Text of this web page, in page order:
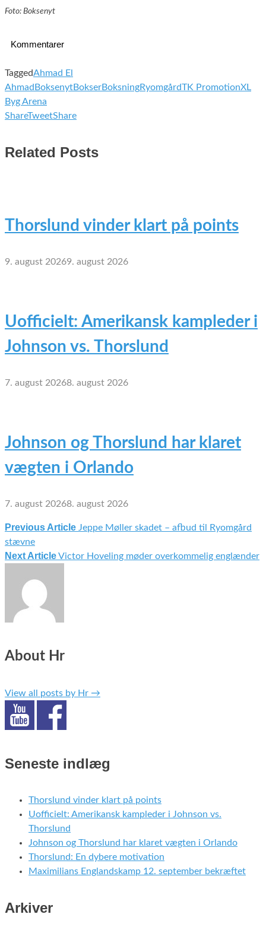
Foto: Boksenyt
Kommentarer
TaggedAhmad El
Ahmad BoksenytBokserBoksningRyomgårdTK PromotionXL
Byg Arena
ShareTweetShare
Related Posts
Thorslund vinder klart på points
9. august 20269. august 2026
Uofficielt: Amerikansk kampleder i
Johnson vs. Thorslund
7. august 20268. august 2026
Johnson og Thorslund har klaret
vægten i Orlando
7. august 20268. august 2026
Indlægsnavigation
Previous Article Jeppe Møller skadet – afbud til Ryomgård
stævne
Next ArticleVictor Hoveling møder overkommelig englænder
About Hr
View all posts by Hr →
Seneste indlæg
Thorslund vinder klart på points
Uofficielt: Amerikansk kampleder i Johnson vs.
Thorslund
Johnson og Thorslund har klaret vægten i Orlando
Thorslund: En dybere motivation
Maximilians Englandskamp 12. september bekræftet
Arkiver